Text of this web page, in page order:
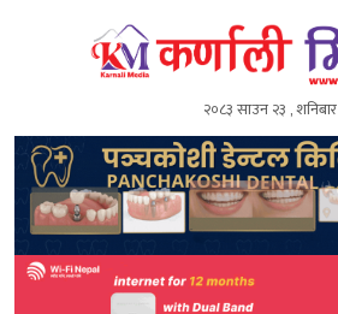
२०८३ साउन २३ , शनिबार